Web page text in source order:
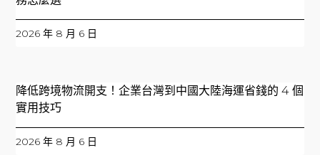
2026 年 8 月 6 日
降低跨境物流開支！企業台灣到中國大陸海運省錢的 4 個
實用技巧
2026 年 8 月 6 日